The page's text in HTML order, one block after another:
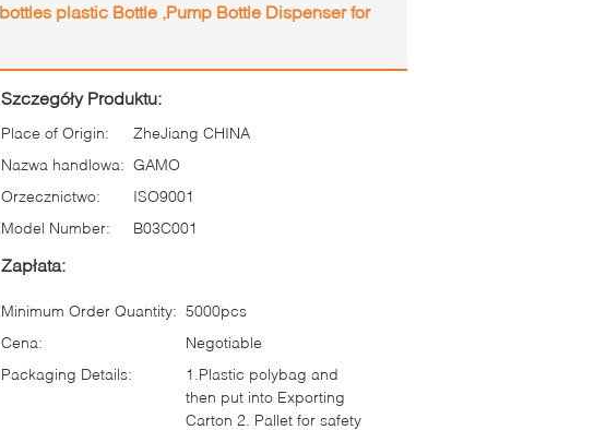
plastic Bottle ,Pump Bottle Dispenser for
Szczegóły Produktu:
Place of Origin:
ZheJiang CHINA
Nazwa handlowa: GAMO
Orzecznictwo:
ISO9001
Model Number:
B03C001
Zapłata:
Minimum Order Quantity: 5000pcs
Cena:
Negotiable
Packaging Details:
1.Plastic polybag and
then put into Exporting
Carton 2. Pallet for safety